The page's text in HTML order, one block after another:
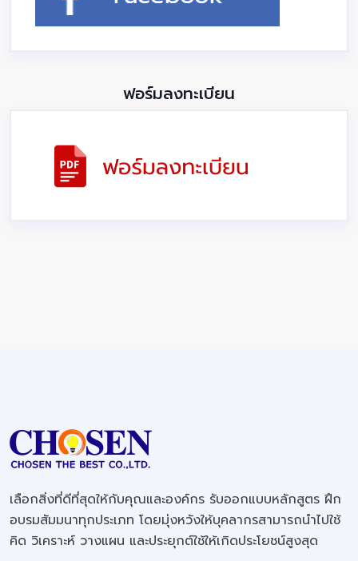
ฟอร์มลงทะเบียน
เลือกสิ่งที่ดีที่สุดให้กับคุณและองค์กร รับออกแบบหลักสูตร ฝึก
อบรมสัมมนาทุกประเภท โดยมุ่งหวังให้บุคลากรสามารถนำไปใช้
คิด วิเคราะห์ วางแผน และประยุกต์ใช้ให้เกิดประโยชน์สูงสุด